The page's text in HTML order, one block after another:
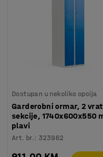
Dostupan u nekoliko opcija
Garderobni ormar, 2
sekcije, 1740x600x550
plavi
Art. br.:323962